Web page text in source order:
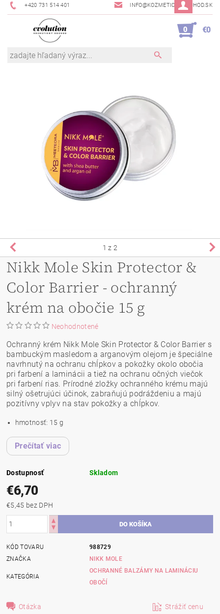
+420 731 514 401 INFO@KOZMETICKYOBCHOD.SK
0 €0
1 z 2
Nikk Mole Skin Protector &
Color Barrier - ochranný
krém na obočie 15 g
Neohodnotené
Ochranný krém Nikk Mole Skin Protector & Color Barrier s
bambuckým masledom a arganovým olejom je špeciálne
navrhnutý na ochranu chĺpkov a pokožky okolo obočia
pri farbení a laminácii a tiež na ochranu očných viečok
pri farbení rias. Prírodné zložky ochranného krému majú
silný ošetrujúci účinok, zabraňujú podráždeniu a majú
pozitívny vplyv na stav pokožky a chĺpkov.
hmotnosť: 15 g
Prečítať viac
Dostupnosť Skladom
€6,70
€5,45 bez DPH
KÓD TOVARU
988729
ZNAČKA
NIKK MOLE
KATEGÓRIA
OCHRANNÉ BALZÁMY NA LAMINÁCIU
OBOČÍ
Otázka Strážiť cenu